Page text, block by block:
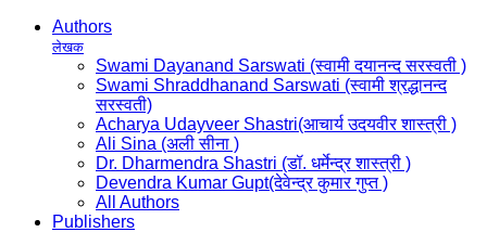
Authors
लेखक
Swami Dayanand Sarswati (स्वामी दयानन्द सरस्वती )
Swami Shraddhanand Sarswati (स्वामी श्रद्धानन्द
सरस्वती)
Acharya Udayveer Shastri(आचार्य उदयवीर शास्त्री )
Ali Sina (अली सीना )
Dr. Dharmendra Shastri (डॉ. धर्मेन्द्र शास्त्री )
Devendra Kumar Gupt(देवेन्द्र कुमार गुप्त )
All Authors
Publishers